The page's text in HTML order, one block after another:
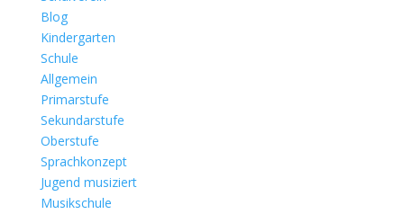
Blog
Kindergarten
Schule
Allgemein
Primarstufe
Sekundarstufe
Oberstufe
Sprachkonzept
Jugend musiziert
Musikschule